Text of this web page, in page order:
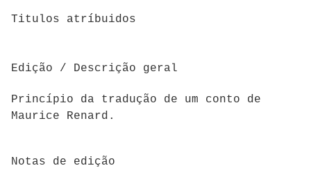
Titulos atríbuidos
Edição / Descrição geral
Princípio da tradução de um conto de
Maurice Renard.
Notas de edição